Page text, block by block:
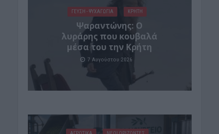
ΓΕΎΣΗ - ΨΥΧΑΓΩΓΊΑ ΚΡΗΤΗ
Ψαραντώνης: Ο
λυράρης που κουβαλά
μέσα του την Κρήτη
7 Αυγούστου 2026